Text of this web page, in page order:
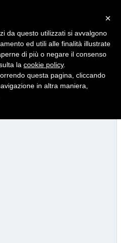
in Molise con
×
da questo utilizzati si avvalgono
ed utili alle finalità illustrate
di più o negare il consenso
la cookie policy.
questa pagina, cliccando
in altra maniera,